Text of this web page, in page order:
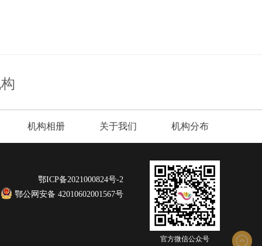
机构相册 关于我们 机构分布
鄂ICP备2021000824号-2
鄂公网安备 42010602001567号
官方微信公众号